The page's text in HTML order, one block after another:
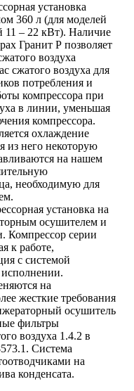
установка
360 л (для моделей
11 – 22 кВт). Наличие
Гранит Р позволяет
воздуха
сжатого воздуха для
потребления и
компрессора при
в линии, уменьшая
компрессора.
охлаждение
из него некоторую
на нашем
необходимую для
установка на
осушителем и
Компрессор серии
к работе,
с системой
на
жесткие требования
осушитель
фильтры
воздуха 1.4.2 в
Система
на
конденсата.